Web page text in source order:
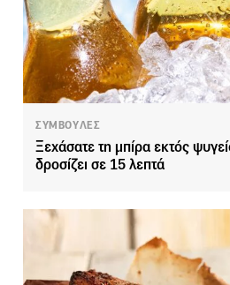
ΣΥΜΒΟΥΛΕΣ
Ξεχάσατε τη μπίρα εκτός
δροσίζει σε 15 λεπτά